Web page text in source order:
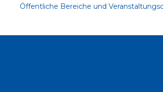
Öffentliche Bereiche und